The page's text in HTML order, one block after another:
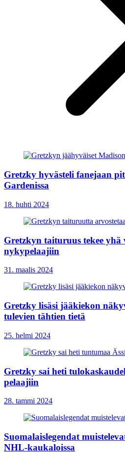
Gretzky hyvästeli fanejaan
Gardenissa
18. huhti 2024
Gretzkyn taituruus tekee
nykypelaajiin
31. maalis 2024
Gretzky lisäsi jääkiekon
tulevien tähtien tietä
25. helmi 2024
Gretzky sai heti
pelaajiin
28. tammi 2024
Suomalaislegendat
NHL-kaukaloissa